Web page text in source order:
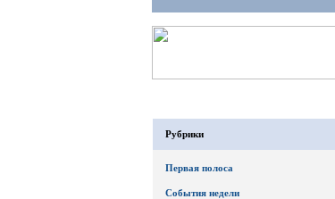
Рубрики
Первая полоса
События недели